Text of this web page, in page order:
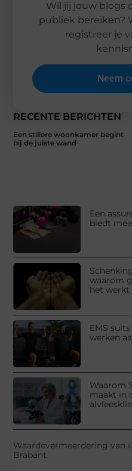
RECENTE BERICHTEN
Een stillere woonkamer begint
bij de juiste wand
Een
biedt
waarom
het werkt
EMS
werken
Waarom
maakt in
Waardevermeerdering van
Brabant
Wil jij jouw blogs
publiek bereiken?
registreer je
Neem